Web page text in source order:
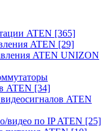
ATEN [365]
ATEN [29]
ATEN UNIZON
ATEN [34]
ATEN
видео по IP ATEN [25]